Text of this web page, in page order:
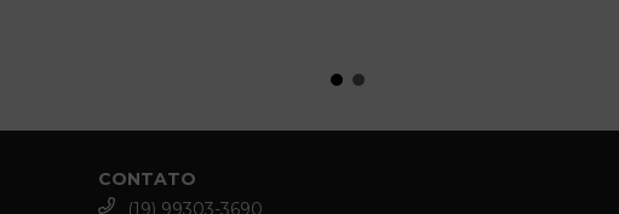
CONTATO
(19) 99303-3690